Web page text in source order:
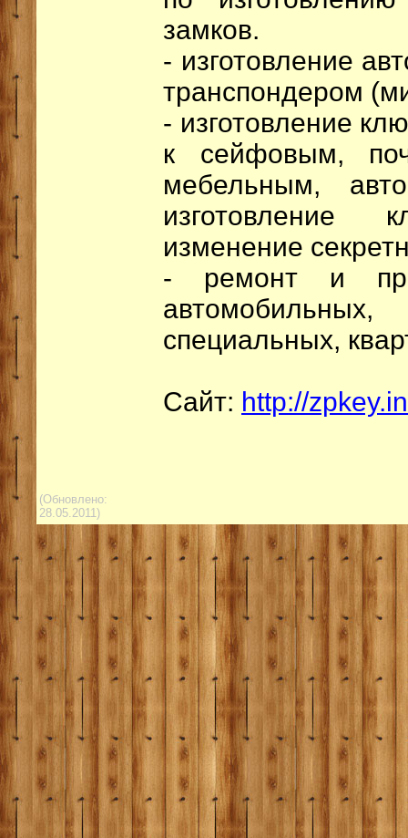
замков.
- изготовление
транспондером
- изготовление
к сейфовым,
мебельным,
изменение
- ремонт и
специальных,
Сайт: http://
(Обновлено:
28.05.2011)